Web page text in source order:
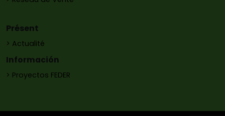
Présent
> Actualité
Información
> Proyectos FEDER